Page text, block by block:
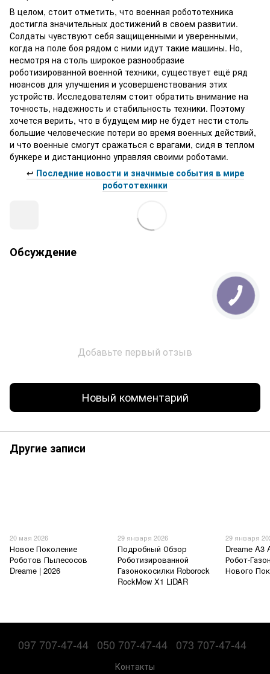
В целом, стоит отметить, что военная робототехника
достигла значительных достижений в своем развитии.
Солдаты чувствуют себя защищенными и уверенными,
когда на поле боя рядом с ними идут такие машины. Но,
несмотря на столь широкое разнообразие
роботизированной военной техники, существует ещё ряд
нюансов для улучшения и усовершенствования этих
устройств. Исследователям стоит обратить внимание на
точность, надежность и стабильность техники. Поэтому
хочется верить, что в будущем мир не будет нести столь
большие человеческие потери во время военных действий,
и что военные смогут сражаться с врагами, сидя в теплом
бункере и дистанционно управляя своими роботами.
↩️ Последние новости и значимые события в мире
робототехники
Обсуждение
Добавьте первый отзыв
Новый комментарий
Другие записи
20 мая 2026
Новое Поколение
Роботов Пылесосов
Dreame | 2026
29 января 2026
Подробный Обзор
Роботизированной
Газонокосилки Roborock
RockMow X1 LiDAR
29 января
Dreame A3
Робот-
Нового
097 707-47-44 050 707-47-44 073 707-47-44
Контакты